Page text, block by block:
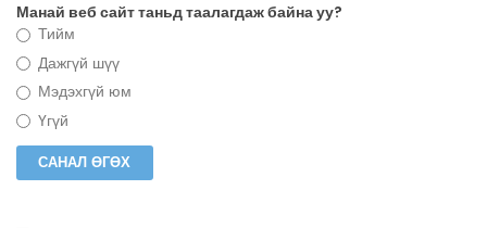
Манай веб сайт таньд таалагдаж байна уу?
Тийм
Дажгүй шүү
Мэдэхгүй юм
Үгүй